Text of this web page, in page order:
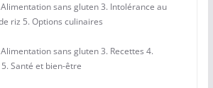
sans gluten 3. Intolérance au
riz 5. Options culinaires
sans gluten 3. Recettes 4.
Santé et bien-être